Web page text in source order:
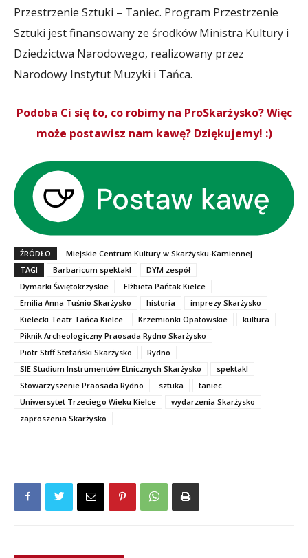
Przestrzenie Sztuki – Taniec. Program Przestrzenie
Sztuki jest finansowany ze środków Ministra Kultury i
Dziedzictwa Narodowego, realizowany przez
Narodowy Instytut Muzyki i Tańca.
Podoba Ci się to, co robimy na ProSkarżysko? Więc
może postawisz nam kawę? Dziękujemy! :)
ŹRÓDŁO
Miejskie Centrum Kultury w Skarżysku-Kamiennej
TAGI
Barbaricum spektakl
DYM zespół
Dymarki Świętokrzyskie
Elżbieta Pańtak Kielce
Emilia Anna Tuśnio Skarżysko
historia
imprezy Skarżysko
Kielecki Teatr Tańca Kielce
Krzemionki Opatowskie
kultura
Piknik Archeologiczny Praosada Rydno Skarżysko
Piotr Stiff Stefański Skarżysko
Rydno
SIE Studium Instrumentów Etnicznych Skarżysko
spektakl
Stowarzyszenie Praosada Rydno
sztuka
taniec
Uniwersytet Trzeciego Wieku Kielce
wydarzenia Skarżysko
zaproszenia Skarżysko